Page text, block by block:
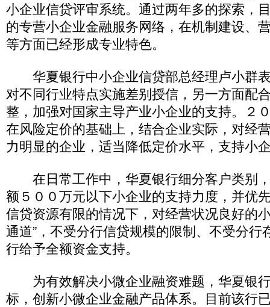
小企业信贷评审系统。通过两年多的探索，
的专营小企业金融服务网络，在机制建设、
等方面已经形成专业特色。
华夏银行中小企业信贷部总经理卢小群
对不同行业特点实施差别授信，另一方面配
整，加强对国家主导产业小企业的支持。２
在风险定价的基础上，结合企业实际，对经
力明显的企业，适当降低定价水平，支持小
在日常工作中，华夏银行细分客户类别
额５００万元以下小企业的支持力度，并优
信贷资源有限的情况下，对经营状况良好的
通道”，不受分行信贷规模的限制、不受分行
行给予全额资金支持。
为有效解决小微企业融资难题，华夏银行
标，创新小微企业金融产品体系。目前该行